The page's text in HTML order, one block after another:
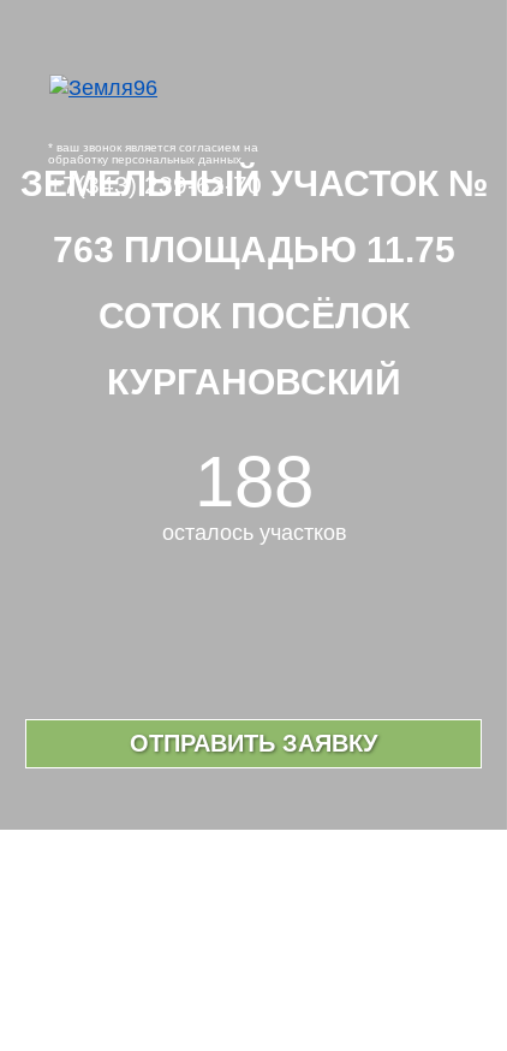
* ваш звонок является согласием на
обработку персональных данных
+7(343) 239-62-70
ЗЕМЕЛЬНЫЙ УЧАСТОК №
763 ПЛОЩАДЬЮ 11.75
СОТОК ПОСЁЛОК
КУРГАНОВСКИЙ
188
осталось участков
ОТПРАВИТЬ ЗАЯВКУ